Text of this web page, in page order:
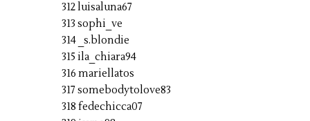
312 luisaluna67
313 sophi_ve
314 _s.blondie
315 ila_chiara94
316 mariellatos
317 somebodytolove83
318 fedechicca07